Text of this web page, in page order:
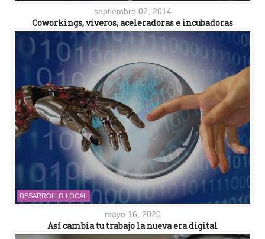
septiembre 02, 2014
Coworkings, viveros, aceleradoras e incubadoras
DESARROLLO LOCAL
mayo 16, 2020
Así cambia tu trabajo la nueva era digital